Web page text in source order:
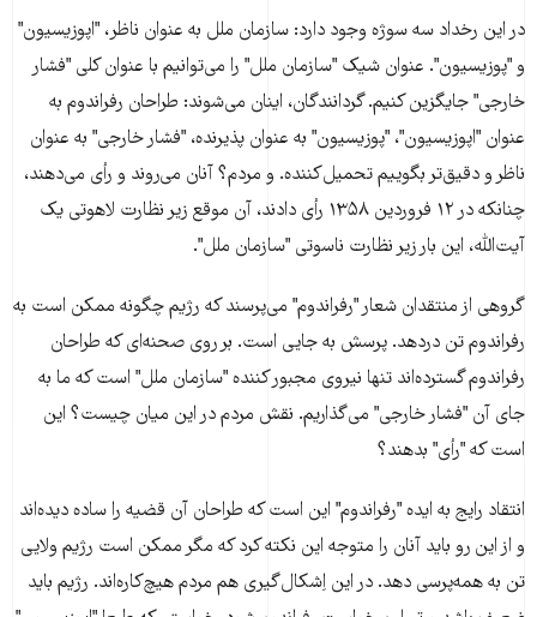
در این رخداد سه سوژه وجود دارد: سازمان ملل به عنوان ناظر، "اپوزیسیون"
و "پوزیسیون". عنوان شیک "سازمان ملل" را می‌توانیم با عنوان کلی "فشار
خارجی" جایگزین کنیم. گردانندگان، اینان می‌شوند: طراحان رفراندوم به
عنوان "اپوزیسیون"، "پوزیسیون" به عنوان پذیرنده، "فشار خارجی" به عنوان
ناظر و دقیق‌تر بگوییم تحمیل‌کننده. و مردم؟ آنان می‌روند و رأی می‌دهند،
چنانکه در ۱۲ فروردین ۱۳۵۸ رأی دادند، آن موقع زیر نظارت لاهوتی یک
آیت‌الله، این بار زیر نظارت ناسوتی "سازمان ملل".
گروهی از منتقدان شعار "رفراندوم" می‌پرسند که رژیم چگونه ممکن است به
رفراندوم تن دردهد. پرسش به جایی است. بر روی صحنه‌ای که طراحان
رفراندوم گسترده‌اند تنها نیروی مجبور کننده "سازمان ملل" است که ما به
جای آن "فشار خارجی" می‌گذاریم. نقش مردم در این میان چیست؟ این
است که "رأی" بدهند؟
انتقاد رایج به ایده "رفراندوم" این است که طراحان آن قضیه را ساده دیده‌اند
و از این رو باید آنان را متوجه این نکته کرد که مگر ممکن است رژیم ولایی
تن به همه‌پرسی دهد. در این اِشکال‌گیری هم مردم هیچ‌کاره‌اند. رژیم باید